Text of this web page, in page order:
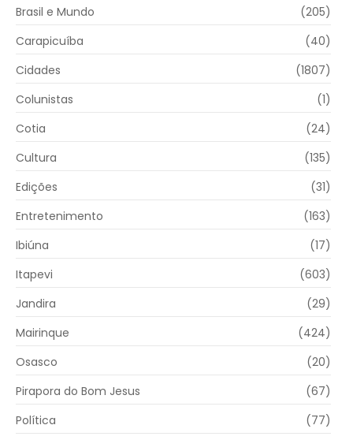
Brasil e Mundo
(205)
Carapicuíba
(40)
Cidades
(1807)
Colunistas
(1)
Cotia
(24)
Cultura
(135)
Edições
(31)
Entretenimento
(163)
Ibiúna
(17)
Itapevi
(603)
Jandira
(29)
Mairinque
(424)
Osasco
(20)
Pirapora do Bom Jesus
(67)
Política
(77)